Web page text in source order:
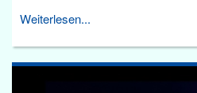
Weiterlesen...